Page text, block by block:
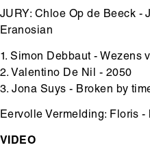
JURY: Chloe Op de Beeck -
Eranosian
1. Simon Debbaut - Wezens
2. Valentino De Nil - 2050
3. Jona Suys - Broken by
Eervolle Vermelding: Floris
VIDEO